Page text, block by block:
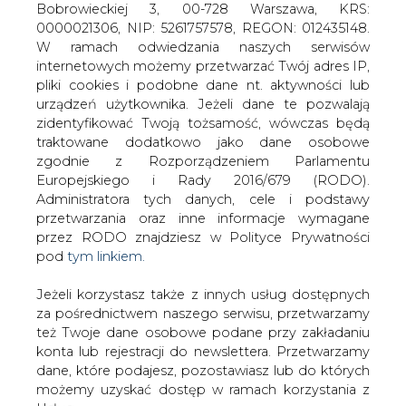
Jeżeli korzystasz także z innych usług dostępnych
za pośrednictwem naszego serwisu, przetwarzamy
też Twoje dane osobowe podane przy zakładaniu
konta lub rejestracji do newslettera. Przetwarzamy
dane, które podajesz, pozostawiasz lub do których
możemy uzyskać dostęp w ramach korzystania z
Usług.
Informacje dotyczące Administratora Twoich
danych osobowych a także cele i podstawy
przetwarzania oraz inne niezbędne informacje
wymagane przez RODO znajdziesz w Polityce
Prywatności pod wskazanym linkiem (
tym linkiem
Dane zbierane na potrzeby różnych usług mogą
być przetwarzane w różnych celach, na różnych
podstawach.
Pamiętaj, że w związku z przetwarzaniem danych
osobowych przysługuje Ci szereg gwarancji i praw,
a przede wszystkim prawo do odwołania zgody
oraz prawo sprzeciwu wobec przetwarzania Twoich
Prezydent: jestem gotów podpisać
ustawy powodujące, że ludziom nie
będzie żyło się gorzej
ustaw, które będą pomagały polskiemu
społeczeństwu, będą powodowały, że
ludziom nie będzie żyło się gorzej, to
jestem gotów podpisać takie ustawy w
każdej chwili - powiedział w sobotę
prezydent Andrzej Duda.